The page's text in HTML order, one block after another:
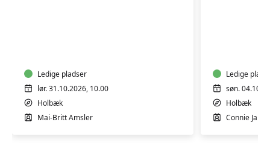
Ledige pladser
lør. 31.10.2026, 10.00
Holbæk
Mai-Britt Amsler
Ledige
søn.
Holbæk
Connie Jahn